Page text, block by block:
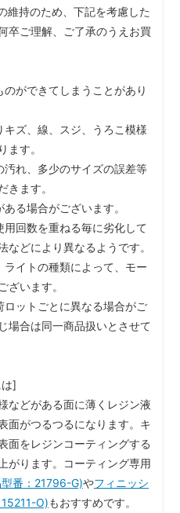
持のため、下記を考慮した
卒ご理解、ご了承のうえお買
ができてしまうことがあり
ズ、線、スジ、うろこ模様
ます。
れ、多少のサイズの誤差等
きます。
る場合がございます。
回数を重ねる毎に劣化して
などにより異なるようです。
イトの種類によって、モー
ざいます。
ットごとに異なる場合がご
場合は同一商品扱いとさせて
]
などがある面に薄くレジン液
面がつるつるになります。キ
面をレジンコーティングする
がります。コーティング専用
番：21796-G)やフィニッシ
O)もおすすめです。